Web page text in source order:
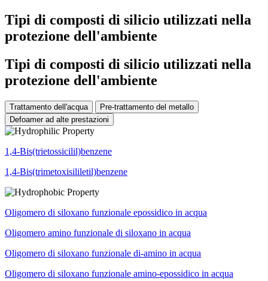
Tipi di composti di silicio utilizzati nella
protezione dell'ambiente
Tipi di composti di silicio utilizzati nella
protezione dell'ambiente
Trattamento dell'acqua
Pre-trattamento del metallo
Defoamer ad alte prestazioni
1,4-Bis(trietossicilil)benzene
1,4-Bis(trimetoxisililetil)benzene
Oligomero di siloxano funzionale epossidico in acqua
Oligomero amino funzionale di siloxano in acqua
Oligomero di siloxano funzionale di-amino in acqua
Oligomero di siloxano funzionale amino-epossidico in acqua